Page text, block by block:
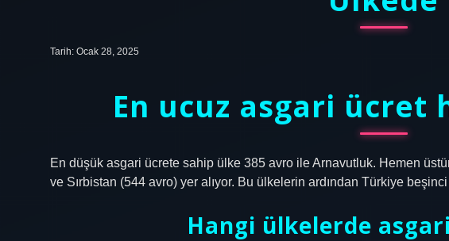
Tarih: Ocak 28, 2025
En ucuz asgari ücret
En düşük asgari ücrete sahip ülke 385 avro ile Arnavutluk. Hemen
ve Sırbistan (544 avro) yer alıyor. Bu ülkelerin ardından Türkiye beşinci
Hangi ülkelerde